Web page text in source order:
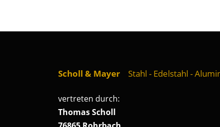
Scholl & Mayer Stahl - Edelstahl -
vertreten durch:
Thomas Scholl